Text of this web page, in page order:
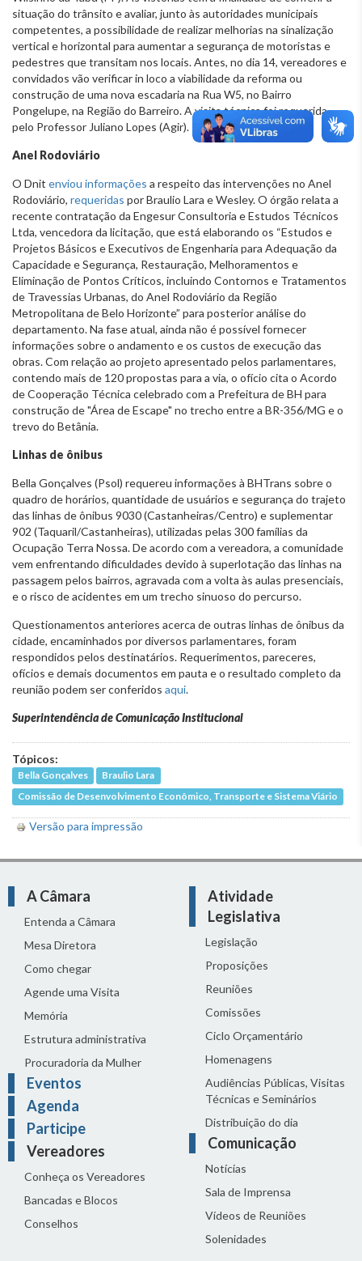
situação do trânsito e avaliar, junto às autoridades municipais
competentes, a possibilidade de realizar melhorias na sinalização
vertical e horizontal para aumentar a segurança de motoristas e
pedestres que transitam nos locais. Antes, no dia 14, vereadores e
convidados vão verificar in loco a viabilidade da reforma ou
construção de uma nova escadaria na Rua W5, no Bairro
Pongelupe, na Região do Barreiro. A visita técnica foi requerida
pelo Professor Juliano Lopes (Agir).
Anel Rodoviário
O Dnit enviou informações a respeito das intervenções no Anel
Rodoviário, requeridas por Braulio Lara e Wesley. O órgão relata a
recente contratação da Engesur Consultoria e Estudos Técnicos
Ltda, vencedora da licitação, que está elaborando os “Estudos e
Projetos Básicos e Executivos de Engenharia para Adequação da
Capacidade e Segurança, Restauração, Melhoramentos e
Eliminação de Pontos Críticos, incluindo Contornos e Tratamentos
de Travessias Urbanas, do Anel Rodoviário da Região
Metropolitana de Belo Horizonte” para posterior análise do
departamento. Na fase atual, ainda não é possível fornecer
informações sobre o andamento e os custos de execução das
obras. Com relação ao projeto apresentado pelos parlamentares,
contendo mais de 120 propostas para a via, o ofício cita o Acordo
de Cooperação Técnica celebrado com a Prefeitura de BH para
construção de "Área de Escape" no trecho entre a BR-356/MG e o
trevo do Betânia.
Linhas de ônibus
Bella Gonçalves (Psol) requereu informações à BHTrans sobre o
quadro de horários, quantidade de usuários e segurança do trajeto
das linhas de ônibus 9030 (Castanheiras/Centro) e suplementar
902 (Taquaril/Castanheiras), utilizadas pelas 300 famílias da
Ocupação Terra Nossa. De acordo com a vereadora, a comunidade
vem enfrentando dificuldades devido à superlotação das linhas na
passagem pelos bairros, agravada com a volta às aulas presenciais,
e o risco de acidentes em um trecho sinuoso do percurso.
Questionamentos anteriores acerca de outras linhas de ônibus da
cidade, encaminhados por diversos parlamentares, foram
respondidos pelos destinatários. Requerimentos, pareceres,
ofícios e demais documentos em pauta e o resultado completo da
reunião podem ser conferidos aqui.
Superintendência de Comunicação Institucional
Tópicos:
Bella Gonçalves
Braulio Lara
Comissão de Desenvolvimento Econômico, Transporte e Sistema Viário
Versão para impressão
A Câmara
Entenda a Câmara
Mesa Diretora
Como chegar
Agende uma Visita
Memória
Estrutura administrativa
Procuradoria da Mulher
Eventos
Agenda
Participe
Vereadores
Conheça os Vereadores
Bancadas e Blocos
Conselhos
Atividade
Legislativa
Legislação
Proposições
Reuniões
Comissões
Ciclo Orçamentário
Homenagens
Audiências Públicas, Visitas
Técnicas e Seminários
Distribuição do dia
Comunicação
Notícias
Sala de Imprensa
Vídeos de Reuniões
Solenidades